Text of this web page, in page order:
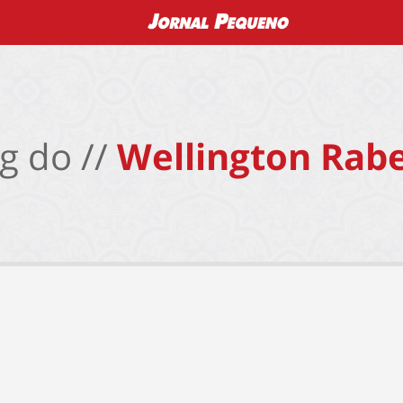
do // Wellington